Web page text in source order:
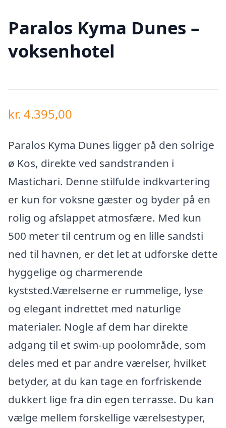
Paralos Kyma Dunes –
voksenhotel
kr. 4.395,00
Paralos Kyma Dunes ligger på den solrige
ø Kos, direkte ved sandstranden i
Mastichari. Denne stilfulde indkvartering
er kun for voksne gæster og byder på en
rolig og afslappet atmosfære. Med kun
500 meter til centrum og en lille sandsti
ned til havnen, er det let at udforske dette
hyggelige og charmerende
kyststed.Værelserne er rummelige, lyse
og elegant indrettet med naturlige
materialer. Nogle af dem har direkte
adgang til et swim-up poolområde, som
deles med et par andre værelser, hvilket
betyder, at du kan tage en forfriskende
dukkert lige fra din egen terrasse. Du kan
vælge mellem forskellige værelsestyper,